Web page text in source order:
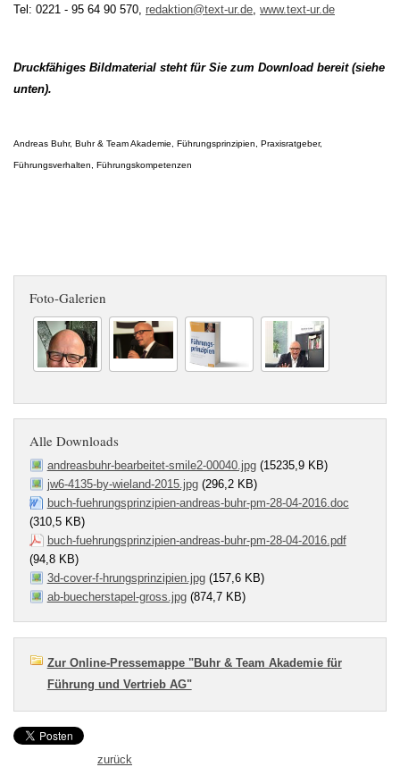
Tel: 0221 - 95 64 90 570, redaktion@text-ur.de, www.text-ur.de
Druckfähiges Bildmaterial steht für Sie zum Download bereit (siehe
unten).
Andreas Buhr, Buhr & Team Akademie, Führungsprinzipien, Praxisratgeber,
Führungsverhalten, Führungskompetenzen
Foto-Galerien
Alle Downloads
andreasbuhr-bearbeitet-smile2-00040.jpg(15235,9 KB)
jw6-4135-by-wieland-2015.jpg(296,2 KB)
buch-fuehrungsprinzipien-andreas-buhr-pm-28-04-2016.doc
(310,5 KB)
buch-fuehrungsprinzipien-andreas-buhr-pm-28-04-2016.pdf
(94,8 KB)
3d-cover-f-hrungsprinzipien.jpg(157,6 KB)
ab-buecherstapel-gross.jpg(874,7 KB)
Zur Online-Pressemappe "Buhr & Team Akademie für
Führung und Vertrieb AG"
zurück